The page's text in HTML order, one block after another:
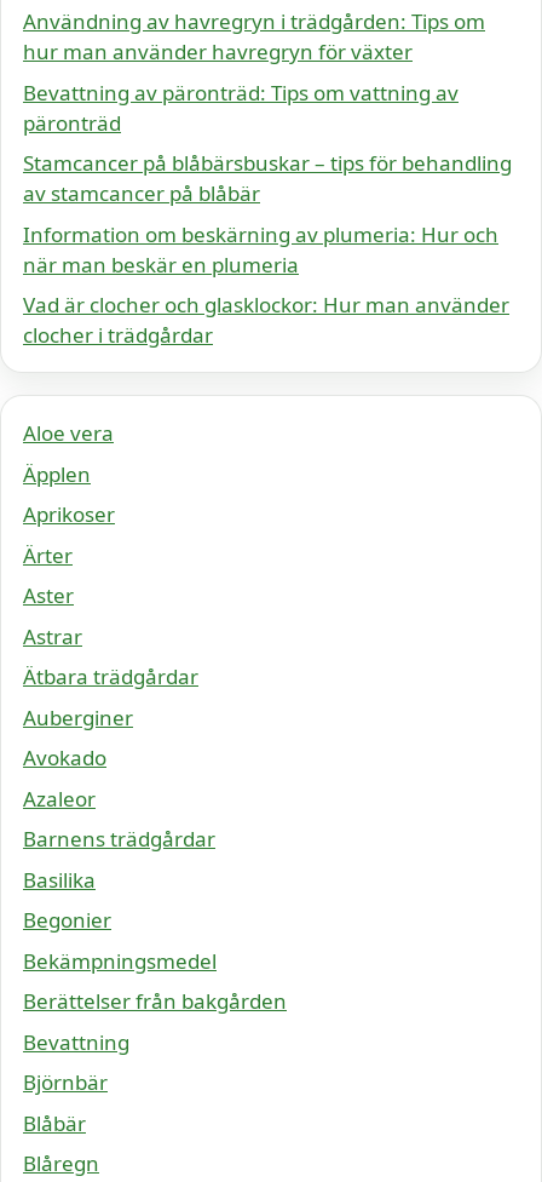
Användning av havregryn i trädgården: Tips om
hur man använder havregryn för växter
Bevattning av päronträd: Tips om vattning av
päronträd
Stamcancer på blåbärsbuskar – tips för behandling
av stamcancer på blåbär
Information om beskärning av plumeria: Hur och
när man beskär en plumeria
Vad är clocher och glasklockor: Hur man använder
clocher i trädgårdar
Aloe vera
Äpplen
Aprikoser
Ärter
Aster
Astrar
Ätbara trädgårdar
Auberginer
Avokado
Azaleor
Barnens trädgårdar
Basilika
Begonier
Bekämpningsmedel
Berättelser från bakgården
Bevattning
Björnbär
Blåbär
Blåregn